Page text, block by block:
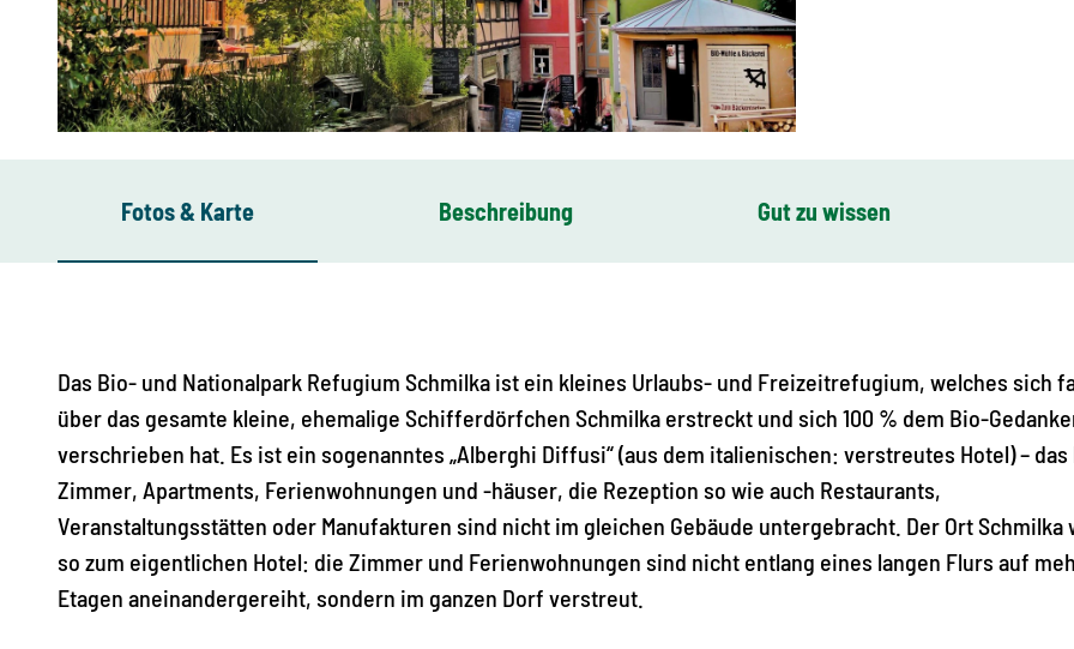
Fotos & Karte Beschreibung Gut zu wissen
Das Bio- und Nationalpark Refugium Schmilka ist ein kleines Urlaubs- und Freizeitrefugium, welches sich
über das gesamte kleine, ehemalige Schifferdörfchen Schmilka erstreckt und sich 100 % dem Bio-
verschrieben hat. Es ist ein sogenanntes „Alberghi Diffusi“ (aus dem italienischen: verstreutes Hotel) –
Zimmer, Apartments, Ferienwohnungen und -häuser, die Rezeption so wie auch Restaurants,
Veranstaltungsstätten oder Manufakturen sind nicht im gleichen Gebäude untergebracht. Der Ort Schmilka
so zum eigentlichen Hotel: die Zimmer und Ferienwohnungen sind nicht entlang eines langen Flurs auf
Etagen aneinandergereiht, sondern im ganzen Dorf verstreut.